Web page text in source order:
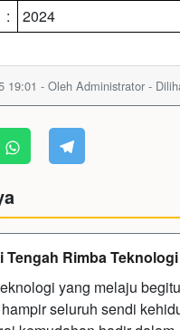
: 2024
19:01 - Oleh Administrator -
Tengah Rimba Teknologi
yang melaju
seluruh sendi